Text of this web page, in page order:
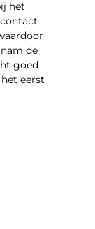
het
de
goed
eerst